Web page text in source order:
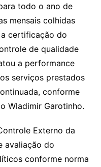
todo o ano de
mensais colhidas
certificação do
de qualidade
a performance
serviços prestados
conforme
Wladimir Garotinho.
Externo da
avaliação do
conforme norma